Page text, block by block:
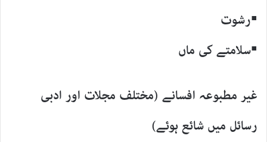
▪رشوت
▪سلامتے کی ماں
غیر مطبوعہ افسانے (مختلف مجلات اور ادبی
رسائل میں شائع ہوئے)